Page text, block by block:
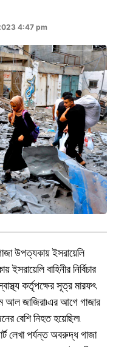
4:47 pm
উপত্যকায় ইসরায়েলি
বাহিনীর নির্বিচার
কর্তৃপক্ষের সূত্র মারফৎ
আল জাজিরা৷এর আগে গাজার
বেশি নিহত হয়েছিল৷
লেখা পর্যন্ত অবরুদ্ধ গাজা